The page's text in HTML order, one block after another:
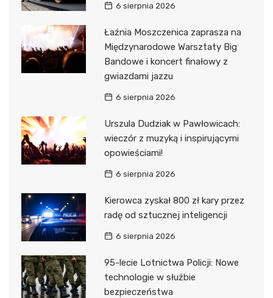
6 sierpnia 2026
Łaźnia Moszczenica zaprasza na
Międzynarodowe Warsztaty Big
Bandowe i koncert finałowy z
gwiazdami jazzu
6 sierpnia 2026
Urszula Dudziak w Pawłowicach:
wieczór z muzyką i inspirującymi
opowieściami!
6 sierpnia 2026
Kierowca zyskał 800 zł kary przez
radę od sztucznej inteligencji
6 sierpnia 2026
95-lecie Lotnictwa Policji: Nowe
technologie w służbie
bezpieczeństwa